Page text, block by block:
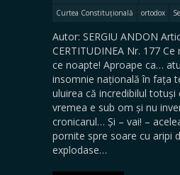
Curtea Constituțională
ortodox
Autor: SERGIU ANDON
CERTITUDINEA Nr. 177
ce noapte! Aproape ca…
insomnie națională în fața
uluirea că incredibilul totuși
vremea e sub om și nu
cronicarul… Și – vai! –
pornite spre soare cu aripi
explodase…